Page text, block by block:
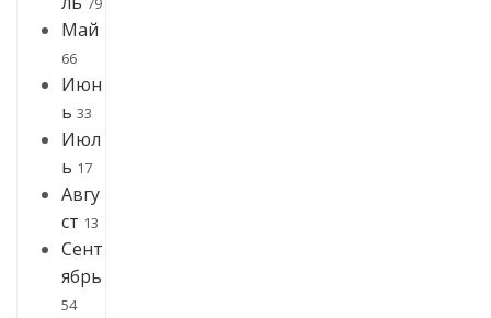
Май
66
Июн
ь 33
Июл
ь 17
Авгу
ст 13
Сент
ябрь
54